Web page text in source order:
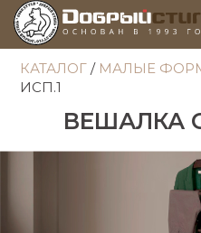
КАТАЛОГ/ МАЛЫЕ
ИСП.1
ВЕШАЛКА